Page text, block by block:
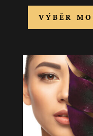
VÝBĚR